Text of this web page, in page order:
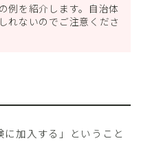
例を紹介します。自治体
れないのでご注意くださ
加入する」ということ